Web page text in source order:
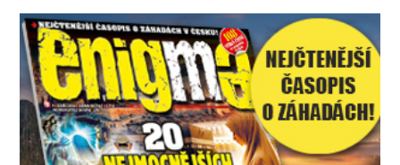
nebo Leonarda DiCapria. Na Blízkém východě a v
židovských komunitách po celém světě, je